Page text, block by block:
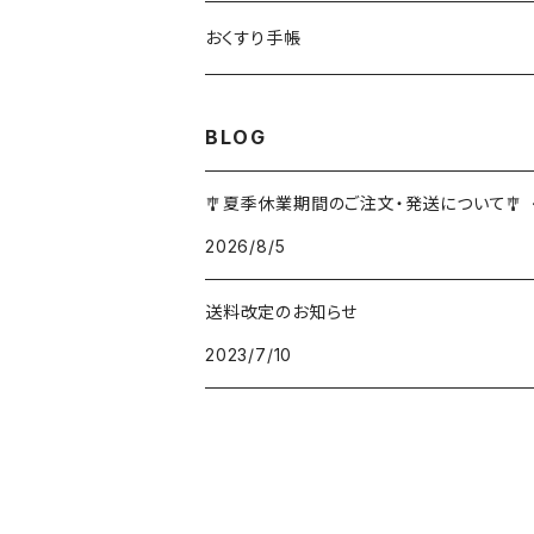
おくすり手帳
BLOG
🎐夏季休業期間のご注文・発送について🎐
2026/8/5
送料改定のお知らせ
2023/7/10